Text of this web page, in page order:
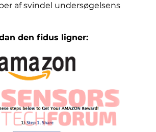
af svindel undersøgelsens
den fidus ligner: